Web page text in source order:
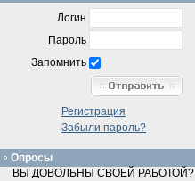
Логин
Пароль
Запомнить
Регистрация
Забыли пароль?
Опросы
ВЫ ДОВОЛЬНЫ СВОЕЙ РАБОТОЙ?